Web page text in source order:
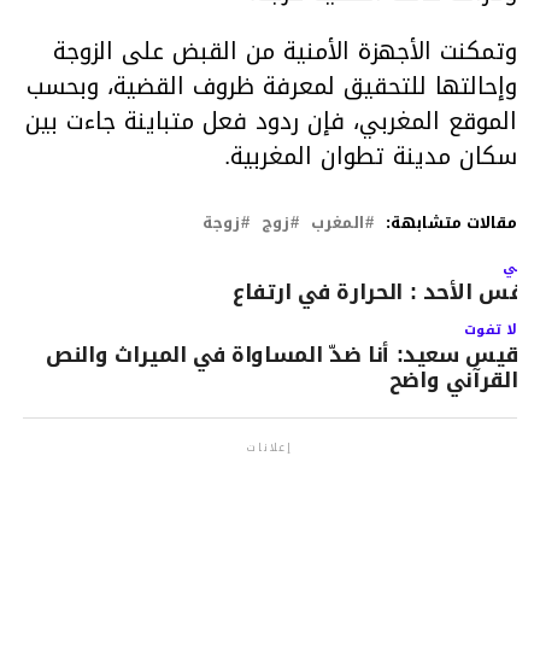
وتمكنت الأجهزة الأمنية من القبض على الزوجة
وإحالتها للتحقيق لمعرفة ظروف القضية، وبحسب
الموقع المغربي، فإن ردود فعل متباينة جاءت بين
سكان مدينة تطوان المغربية.
مقالات متشابهة: المغرب زوج زوجة
الأحد : الحرارة في ارتفاع
لا تفوت
قيس سعيد: أنا ضدّ المساواة في الميراث والنص
القرآني واضح
إعلانات